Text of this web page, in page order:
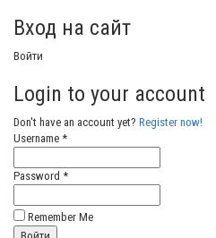
Вход на сайт
Войти
Login to your account
Don't have an account yet? Register now!
Username *
Password *
Remember Me